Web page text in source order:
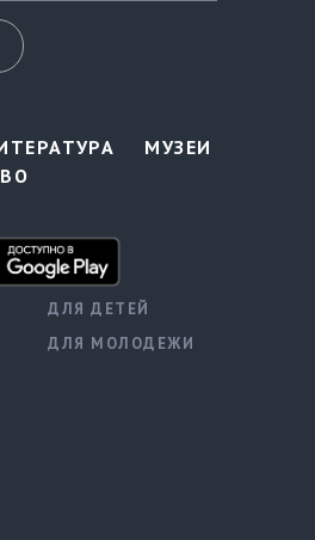
МУЗЕИ
ДЛЯ ДЕТЕЙ
ДЛЯ МОЛОДЕЖИ